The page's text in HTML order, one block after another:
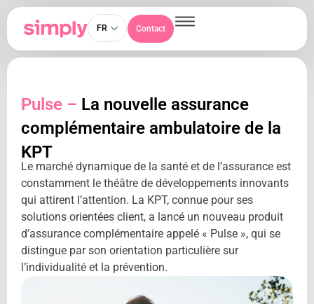
FR Contact
Pulse – La nouvelle assurance
complémentaire ambulatoire de la
KPT
Le marché dynamique de la santé et de l’assurance est
constamment le théâtre de développements innovants
qui attirent l’attention. La KPT, connue pour ses
solutions orientées client, a lancé un nouveau produit
d’assurance complémentaire appelé « Pulse », qui se
distingue par son orientation particulière sur
l’individualité et la prévention.